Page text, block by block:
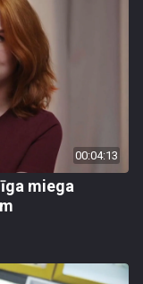
00:04:13
miega